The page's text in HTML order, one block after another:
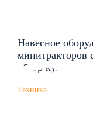
Навесное
минитракторов
обзор кун
Техника